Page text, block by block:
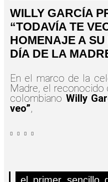
WILLY GARCÍA
“TODAVÍA TE
HOMENAJE A
DÍA DE LA
En el marco de la
Madre, el
colombiano Willy
veo”,